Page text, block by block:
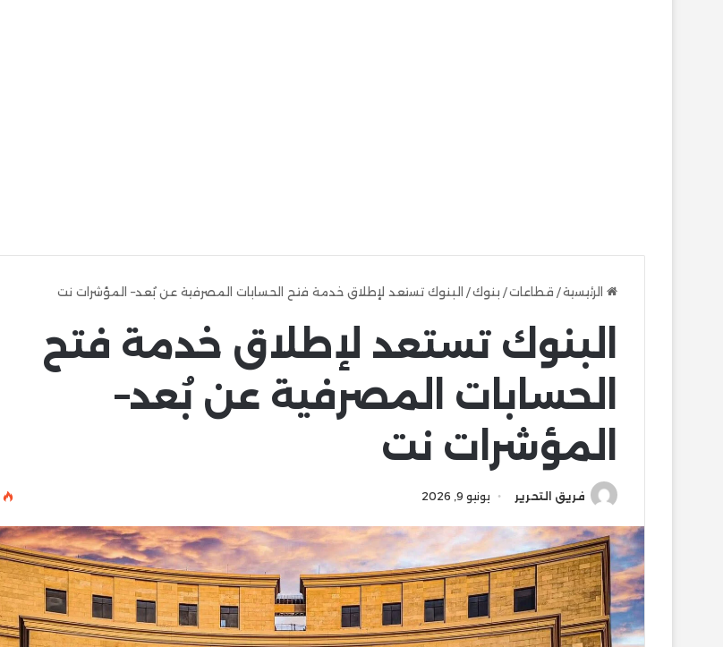
الرئيسية/ قطاعات/ بنوك/ البنوك تستعد لإطلاق خدمة فتح الحسابات المصرفية عن بُعد– المؤشرات نت
البنوك تستعد لإطلاق خدمة فتح
الحسابات المصرفية عن بُعد–
المؤشرات نت
فريق التحرير يونيو 9, 2026